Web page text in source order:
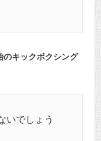
キックボクシング
いでしょう